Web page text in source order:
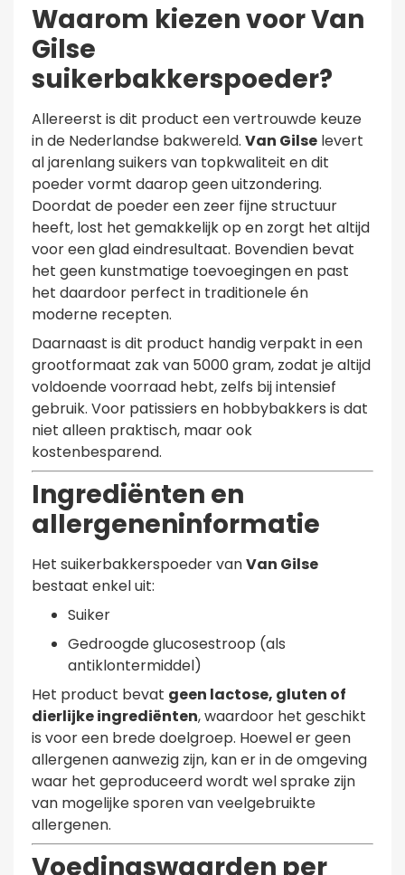
Waarom kiezen voor Van
Gilse
suikerbakkerspoeder?
Allereerst is dit product een vertrouwde keuze
in de Nederlandse bakwereld. Van Gilse levert
al jarenlang suikers van topkwaliteit en dit
poeder vormt daarop geen uitzondering.
Doordat de poeder een zeer fijne structuur
heeft, lost het gemakkelijk op en zorgt het altijd
voor een glad eindresultaat. Bovendien bevat
het geen kunstmatige toevoegingen en past
het daardoor perfect in traditionele én
moderne recepten.
Daarnaast is dit product handig verpakt in een
grootformaat zak van 5000 gram, zodat je altijd
voldoende voorraad hebt, zelfs bij intensief
gebruik. Voor patissiers en hobbybakkers is dat
niet alleen praktisch, maar ook
kostenbesparend.
Ingrediënten en
allergeneninformatie
Het suikerbakkerspoeder vanVan Gilse
bestaat enkel uit:
Suiker
Gedroogde glucosestroop (als
antiklontermiddel)
Het product bevat geen lactose, gluten of
dierlijke ingrediënten, waardoor het geschikt
is voor een brede doelgroep. Hoewel er geen
allergenen aanwezig zijn, kan er in de omgeving
waar het geproduceerd wordt wel sprake zijn
van mogelijke sporen van veelgebruikte
allergenen.
Voedingswaarden per